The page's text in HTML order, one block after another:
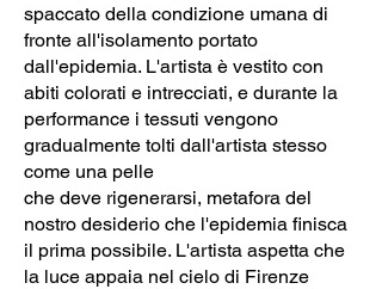
spaccato della condizione umana di
fronte all'isolamento portato
dall'epidemia. L'artista è vestito con
abiti colorati e intrecciati, e durante la
performance i tessuti vengono
gradualmente tolti dall'artista stesso
come una pelle
che deve rigenerarsi, metafora del
nostro desiderio che l'epidemia finisca
il prima possibile. L'artista aspetta che
la luce appaia nel cielo di Firenze